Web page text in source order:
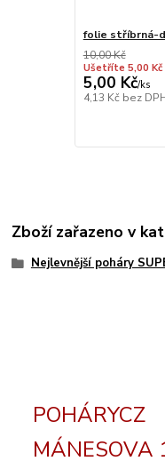
folie stříbrná-
10,00 Kč
Ušetříte 5,00 Kč
5,00 Kč/ks
4,13 Kč bez
Zboží zařazeno v
Nejlevnější poháry
POHÁRYCZ
MÁNESOVA